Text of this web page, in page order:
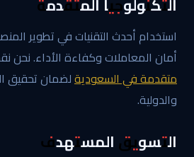
استخدام أحدث التقنيات في تطوير
أمان المعاملات وكفاءة الأداء. نحن
متقدمة في السعوديةلضمان تحقيق
والدولية.
التسويق المستهدف